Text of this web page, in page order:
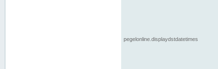
pegelonline.displaydstdatetimes